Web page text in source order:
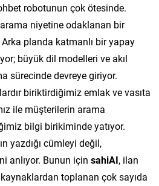
robotunun çok ötesinde.
arama niyetine odaklanan bir
planda katmanlı bir yapay
büyük dil modelleri ve akıl
sürecinde devreye giriyor.
biriktirdiğimiz emlak ve vasıta
ile müşterilerin arama
bilgi birikiminde yatıyor.
yazdığı cümleyi değil,
anlıyor. Bunun için sahiAI, ilan
toplanan çok sayıda